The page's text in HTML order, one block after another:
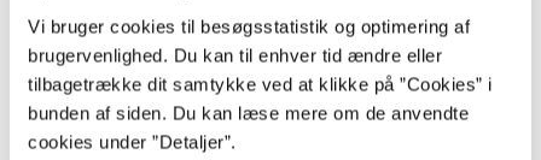
Vi bruger cookies til besøgsstatistik og optimering af
brugervenlighed. Du kan til enhver tid ændre eller
tilbagetrække dit samtykke ved at klikke på ”Cookies” i
bunden af siden. Du kan læse mere om de anvendte
cookies under ”Detaljer”.
Artikler
Alle registrerede artikler fordelt på udgivelser